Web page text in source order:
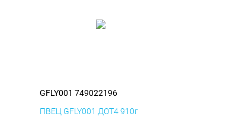
GFLY001 749022196
ПВЕЦ GFLY001 ДОТ4 910г